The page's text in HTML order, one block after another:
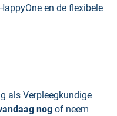
en de flexibele
als Verpleegkundige
nog of neem